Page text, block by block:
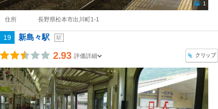
1
住所 長野県松本市出川町1-1
19 新島々駅 駅
2.93 評価詳細 クリップ